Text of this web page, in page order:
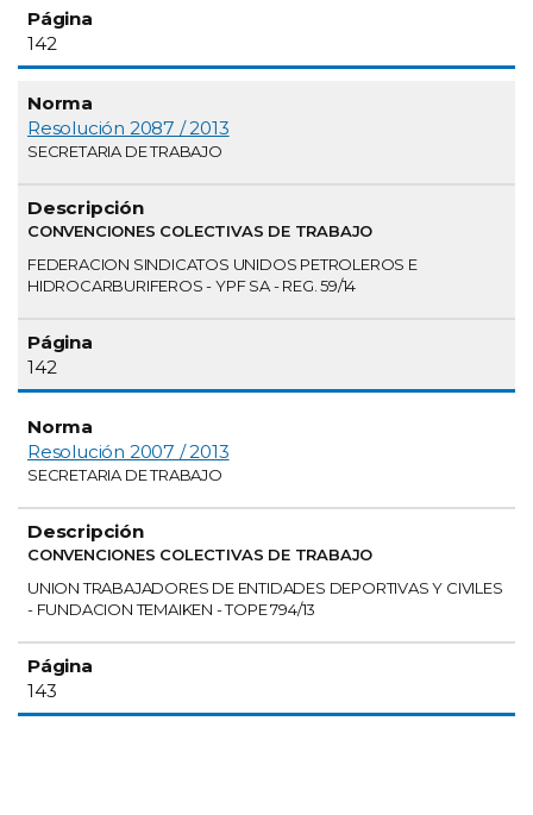
142
Resolución 2087 / 2013
SECRETARIA DE TRABAJO
CONVENCIONES COLECTIVAS DE TRABAJO
FEDERACION SINDICATOS UNIDOS PETROLEROS E
HIDROCARBURIFEROS - YPF SA - REG. 59/14
142
Resolución 2007 / 2013
SECRETARIA DE TRABAJO
CONVENCIONES COLECTIVAS DE TRABAJO
UNION TRABAJADORES DE ENTIDADES DEPORTIVAS Y CIVILES
- FUNDACION TEMAIKEN - TOPE 794/13
143